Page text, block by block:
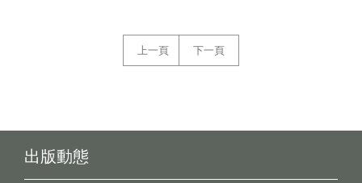
上一頁 下一頁
出版動態